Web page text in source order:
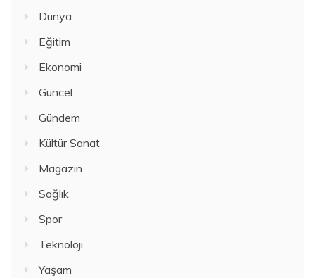
Dünya
Eğitim
Ekonomi
Güncel
Gündem
Kültür Sanat
Magazin
Sağlık
Spor
Teknoloji
Yaşam